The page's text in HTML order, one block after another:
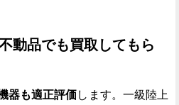
動品でも買取してもら
器も適正評価します。一級陸上